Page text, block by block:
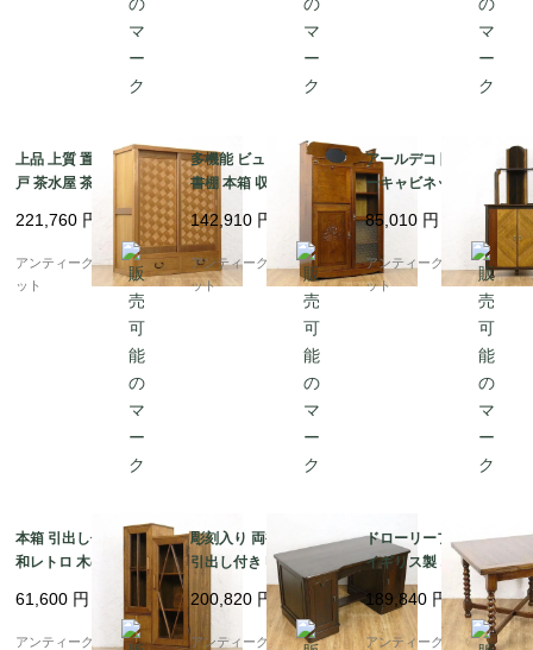
上品 上質 置水屋 網代
戸 茶水屋 茶道 古民具
古民家 日本製 アンティ
ーク家具
221,760 円
アンティークブルーパロ
ット
多機能 ビューロー付き
書棚 本箱 収納 ブック
ビューロー アンティー
ク レトロ 昭和初期
142,910 円
アンティークブルーパロ
ット
アールデコ 隅棚 コーナ
ーキャビネット 収納家
具 飾り棚 昭和レトロ
おしゃれ 日本の家具 ア
ンティーク ヴィンテー
ジ
85,010 円
アンティークブルーパロ
ット
本箱 引出し付き書棚 昭
和レトロ 木の温もり ナ
チュラル シンプル 小ぶ
り 隙間家具 かわいい
日本製 明るめブラウン
61,600 円
アンティークブルーパロ
彫刻入り 両袖机 書斎机
引出し付き 収納付き 重
厚感 日本製 おしゃれ
アンティークデスク
200,820 円
アンティークブルーパロ
ドローリーフテーブル
イギリス製 オーク材 木
製 アンティーク 伸長式
ツイストレッグ
189,840 円
アンティークブルーパロ